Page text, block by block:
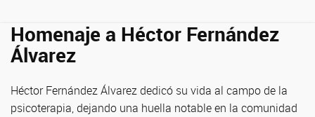
Homenaje a Héctor Fernández
Álvarez
Héctor Fernández Álvarez dedicó su vida al campo de la
psicoterapia, dejando una huella notable en la comunidad